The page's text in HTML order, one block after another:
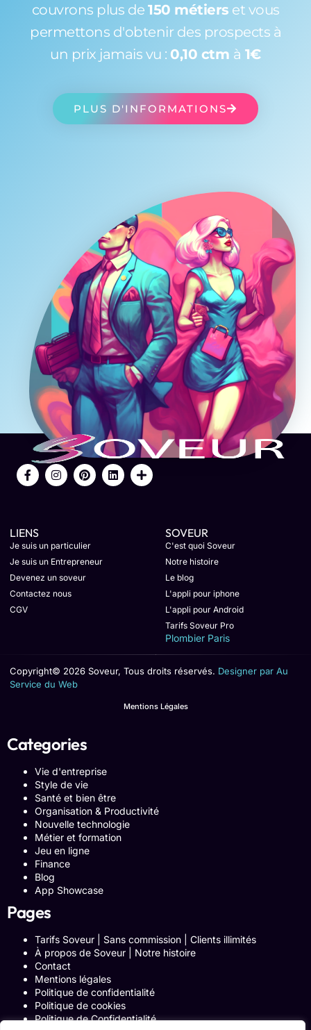
couvrons plus de 150 métiers et vous
permettons d'obtenir des prospects à
un prix jamais vu : 0,10 ctm à 1€
PLUS D'INFORMATIONS
LIENS
Je suis un particulier
Je suis un Entrepreneur
Devenez un soveur
Contactez nous
CGV
SOVEUR
C'est quoi Soveur
Notre histoire
Le blog
L'appli pour iphone
L'appli pour Android
Tarifs Soveur Pro
Plombier Paris
Copyright© 2026 Soveur, Tous droits réservés. Designer par Au
Service du Web
Mentions Légales
Categories
Vie d'entreprise
Style de vie
Santé et bien être
Organisation & Productivité
Nouvelle technologie
Métier et formation
Jeu en ligne
Finance
Blog
App Showcase
Pages
Tarifs Soveur | Sans commission | Clients illimités
À propos de Soveur | Notre histoire
Contact
Mentions légales
Politique de confidentialité
Politique de cookies
Politique de Confidentialité